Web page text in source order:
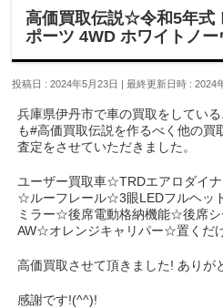
高価買取伝説☆令和5年式
ポーツ 4WD ホワイトノ
投稿日 : 2024年5月23日 最終更新日時 : 2024
兵庫県伊丹市で車の買取をしてい
も#高価買取伝説を作るべく他の買
査定をさせていただきました。
ユーザー買取車☆TRDエアロダイ
☆ルーフレール☆3眼LEDフルヘッ
ミラー☆後席電動格納機能☆後席
AW☆オレンジキャリパー☆置く
高価買取させて頂きました! ありが
感謝です!(^^)!